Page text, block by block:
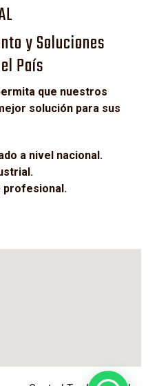
y Soluciones
País
que nuestros
solución para sus
a nivel nacional.
profesional.